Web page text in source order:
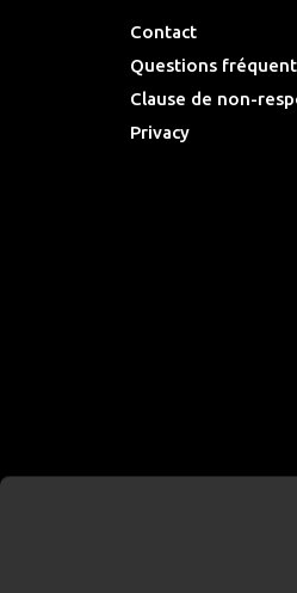
Contact
Questions
Clause de non-
Privacy